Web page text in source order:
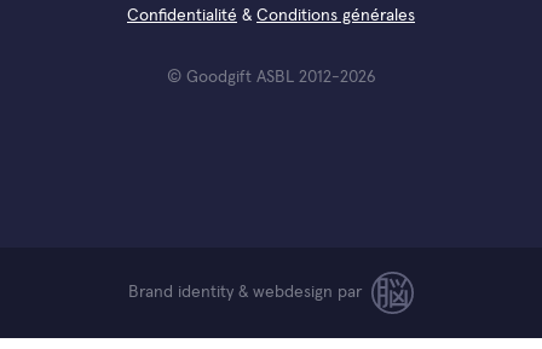
Confidentialité & Conditions générales
© Goodgift ASBL 2012-2026
Brand identity & webdesign par